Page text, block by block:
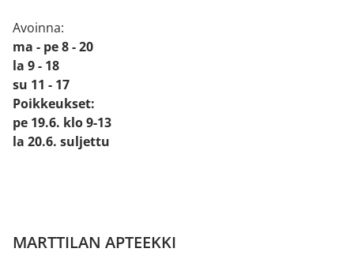
Avoinna:
ma - pe 8 - 20
la 9 - 18
su 11 - 17
Poikkeukset:
pe 19.6. klo 9-13
la 20.6. suljettu
MARTTILAN APTEEKKI